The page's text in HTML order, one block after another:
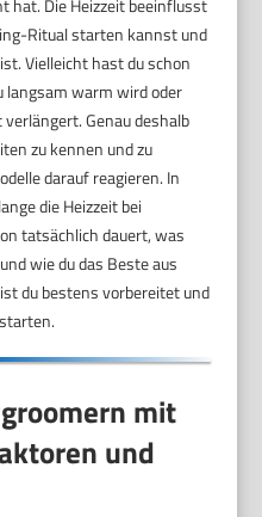
Ritual starten kannst und
Vielleicht hast du schon
langsam warm wird oder
Genau deshalb
zu kennen und zu
darauf reagieren. In
die Heizzeit bei
tatsächlich dauert, was
wie du das Beste aus
du bestens vorbereitet und
mit
und